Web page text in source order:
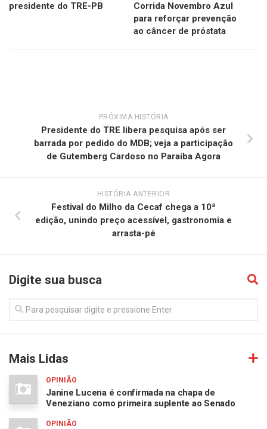
presidente do TRE-PB
Corrida Novembro Azul
para reforçar prevenção
ao câncer de próstata
PRÓXIMA HISTÓRIA
Presidente do TRE libera pesquisa após ser
barrada por pedido do MDB; veja a participação
de Gutemberg Cardoso no Paraíba Agora
HISTÓRIA ANTERIOR
Festival do Milho da Cecaf chega a 10ª
edição, unindo preço acessível, gastronomia e
arrasta-pé
Digite sua busca
Mais Lidas
OPINIÃO
Janine Lucena é confirmada na chapa de
Veneziano como primeira suplente ao Senado
OPINIÃO